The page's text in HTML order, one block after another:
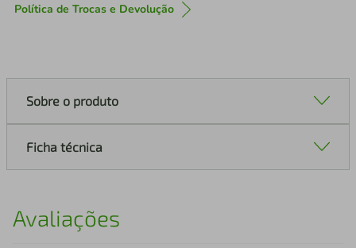
Política de Trocas e Devolução
Sobre o produto
Ficha técnica
Avaliações